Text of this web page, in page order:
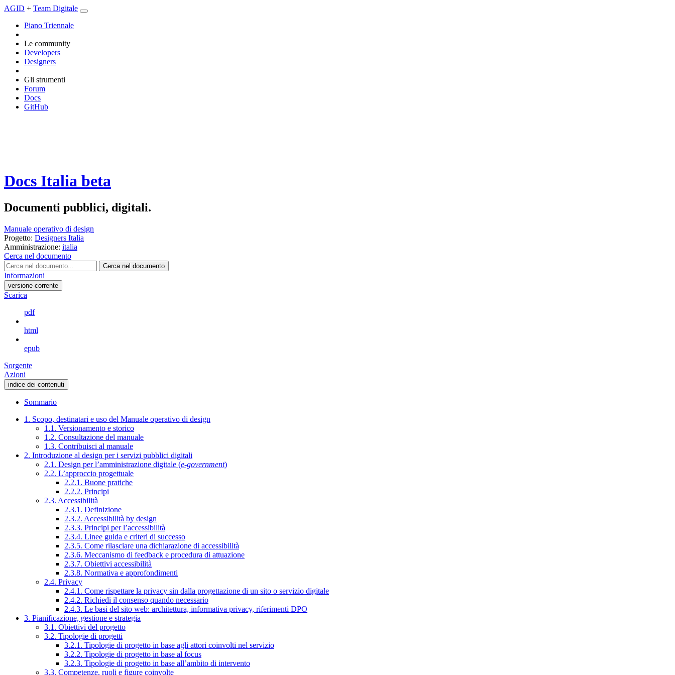
AGID + Team Digitale
Piano Triennale
Le community
Developers
Designers
Gli strumenti
Forum
Docs
GitHub
Docs Italia beta
Documenti pubblici, digitali.
Manuale operativo di design
Progetto: Designers Italia
Amministrazione: italia
Cerca nel documento
Cerca nel documento
Informazioni
versione-corrente
Scarica
pdf
html
epub
Sorgente
Azioni
indice dei contenuti
Sommario
1. Scopo, destinatari e uso del Manuale operativo di design
1.1. Versionamento e storico
1.2. Consultazione del manuale
1.3. Contribuisci al manuale
2. Introduzione al design per i servizi pubblici digitali
2.1. Design per l’amministrazione digitale (e-government)
2.2. L’approccio progettuale
2.2.1. Buone pratiche
2.2.2. Principi
2.3. Accessibilità
2.3.1. Definizione
2.3.2. Accessibilità by design
2.3.3. Principi per l’accessibilità
2.3.4. Linee guida e criteri di successo
2.3.5. Come rilasciare una dichiarazione di accessibilità
2.3.6. Meccanismo di feedback e procedura di attuazione
2.3.7. Obiettivi accessibilità
2.3.8. Normativa e approfondimenti
2.4. Privacy
2.4.1. Come rispettare la privacy sin dalla progettazione di un sito o servizio digitale
2.4.2. Richiedi il consenso quando necessario
2.4.3. Le basi del sito web: architettura, informativa privacy, riferimenti DPO
3. Pianificazione, gestione e strategia
3.1. Obiettivi del progetto
3.2. Tipologie di progetti
3.2.1. Tipologie di progetto in base agli attori coinvolti nel servizio
3.2.2. Tipologie di progetto in base al focus
3.2.3. Tipologie di progetto in base all’ambito di intervento
3.3. Competenze, ruoli e figure coinvolte